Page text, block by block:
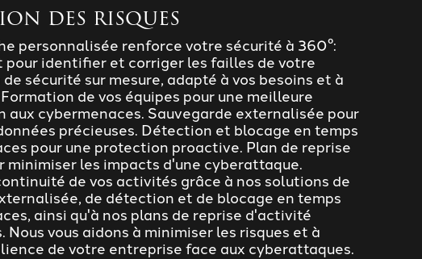
des risques
personnalisée renforce votre sécurité à 360°:
pour identifier et corriger les failles de votre
sécurité sur mesure, adapté à vos besoins et à
de vos équipes pour une meilleure
aux cybermenaces. Sauvegarde externalisée pour
précieuses. Détection et blocage en temps
pour une protection proactive. Plan de reprise
minimiser les impacts d'une cyberattaque.
de vos activités grâce à nos solutions de
de détection et de blocage en temps
ainsi qu'à nos plans de reprise d'activité
Nous vous aidons à minimiser les risques et à
de votre entreprise face aux cyberattaques.